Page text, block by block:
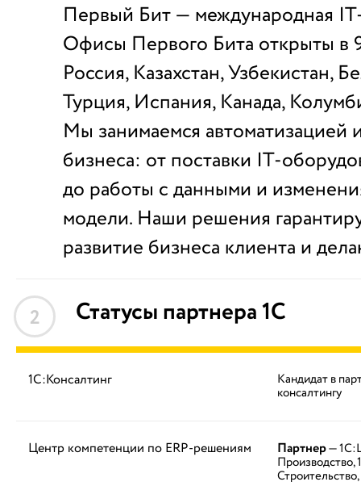
Первый Бит — международная
Офисы Первого Бита открыты в
Россия, Казахстан, Узбекистан,
Турция, Испания, Канада,
Мы занимаемся автоматизацией
бизнеса: от поставки IT-
до работы с данными и
модели. Наши решения
развитие бизнеса клиента и
2 Статусы партнера 1С
1С:Консалтинг Кандидат в
консалтингу
Центр компетенции по ERP-решениям Партнер—